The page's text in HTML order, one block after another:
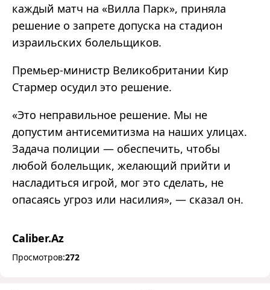
каждый матч на «Вилла Парк», приняла
решение о запрете допуска на стадион
израильских болельщиков.
Премьер-министр Великобритании Кир
Стармер осудил это решение.
«Это неправильное решение. Мы не
допустим антисемитизма на наших улицах.
Задача полиции — обеспечить, чтобы
любой болельщик, желающий прийти и
насладиться игрой, мог это сделать, не
опасаясь угроз или насилия», — сказал он.
Caliber.Az
Просмотров:272